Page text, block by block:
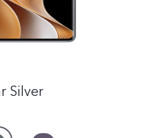
Region auswählen
Silver